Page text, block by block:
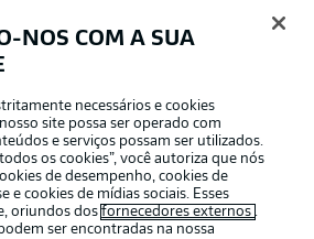
as it’s meant to be
DA BUNDESLIGA
NOS COM A SUA
necessários e cookies
site possa ser operado com
e serviços possam ser utilizados.
os cookies”, você autoriza que nós
de desempenho, cookies de
e cookies de mídias sociais. Esses
oriundos dosfornecedores externos .
ser encontradas na nossa